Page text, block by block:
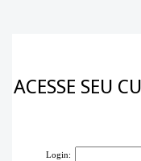
ACESSE SEU
Login: